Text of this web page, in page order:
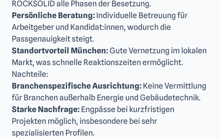
ROCKSOLID alle Phasen der Besetzung.
Persönliche Beratung: Individuelle Betreuung für
Arbeitgeber und Kandidat:innen, wodurch die
Passgenauigkeit steigt.
Standortvorteil München:Gute Vernetzung im lokalen
Markt, was schnelle Reaktionszeiten ermöglicht.
Nachteile:
Branchenspezifische Ausrichtung: Keine Vermittlung
für Branchen außerhalb Energie und Gebäudetechnik.
Starke Nachfrage: Engpässe bei kurzfristigen
Projekten möglich, insbesondere bei sehr
spezialisierten Profilen.